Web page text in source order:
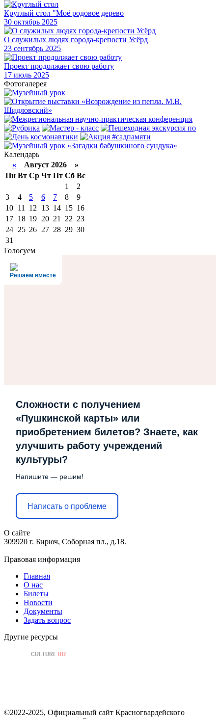
Круглый стол "Моё родовое дерево
30 октябрь 2025
О служилых людях города-крепости Усёрд
23 сентябрь 2025
Проект продолжает свою работу
17 июль 2025
Фотогалерея
Календарь
« Август 2026 »
Пн Вт Ср Чт Пт Сб Вс
1
2
3
4 5 6 7 8
9
10 11 12 13 14 15 16
17 18 19 20 21 22 23
24 25 26 27 28 29 30
31
Голосуем
Решаем вместе
Сложности с получением
«Пушкинской карты» или
приобретением билетов? Знаете, как
улучшить работу учреждений
культуры?
Напишите — решим!
Написать о проблеме
О сайте
309920 г. Бирюч, Соборная пл., д.18.
Правовая информация
Главная
О нас
Билеты
Новости
Документы
Задать вопрос
Другие ресурсы
©2022-2025, Официальный сайт Красногвардейского